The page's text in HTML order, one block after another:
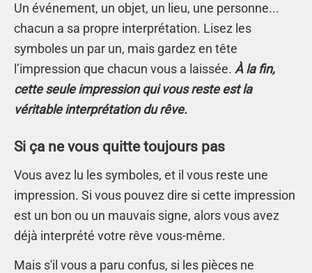
Un événement, un objet, un lieu, une personne...
chacun a sa propre interprétation. Lisez les
symboles un par un, mais gardez en tête
l’impression que chacun vous a laissée. À la fin,
cette seule impression qui vous reste est la
véritable interprétation du rêve.
Si ça ne vous quitte toujours pas
Vous avez lu les symboles, et il vous reste une
impression. Si vous pouvez dire si cette impression
est un bon ou un mauvais signe, alors vous avez
déjà interprété votre rêve vous-même.
Mais s'il vous a paru confus, si les pièces ne